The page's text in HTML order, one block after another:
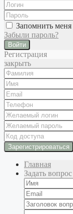
Запомнить меня
Забыли пароль?
Войти
Регистрация
закрыть
Главная
Задать вопрос